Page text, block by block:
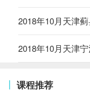
2018年10月天津
2018年10月天津
课程推荐